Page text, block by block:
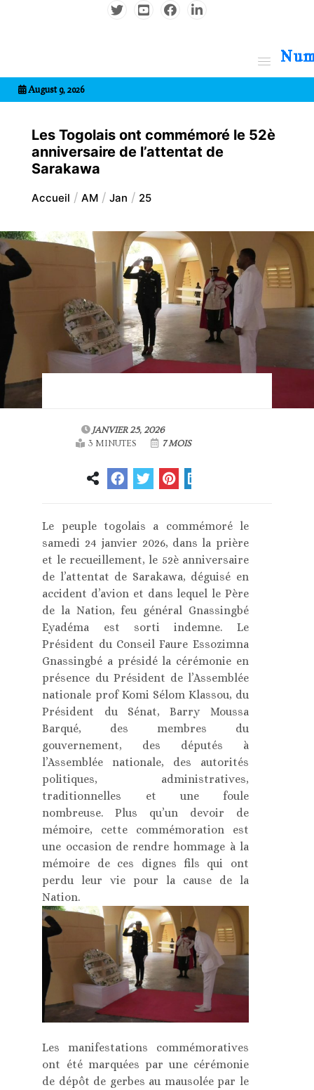
August 9, 2026
Les Togolais ont commémoré le 52è
anniversaire de l’attentat de
Sarakawa
Accueil AM Jan 25
JANVIER 25, 2026
3 MINUTES
7 MOIS
Le peuple togolais a commémoré le
samedi 24 janvier 2026, dans la prière
et le recueillement, le 52è anniversaire
de l’attentat de Sarakawa, déguisé en
accident d’avion et dans lequel le Père
de la Nation, feu général Gnassingbé
Eyadéma est sorti indemne. Le
Président du Conseil Faure Essozimna
Gnassingbé a présidé la cérémonie en
présence du Président de l’Assemblée
nationale prof Komi Sélom Klassou, du
Président du Sénat, Barry Moussa
Barqué, des membres du
gouvernement, des députés à
l’Assemblée nationale, des autorités
politiques, administratives,
traditionnelles et une foule
nombreuse. Plus qu’un devoir de
mémoire, cette commémoration est
une occasion de rendre hommage à la
mémoire de ces dignes fils qui ont
perdu leur vie pour la cause de la
Nation.
Les manifestations commémoratives
ont été marquées par une cérémonie
de dépôt de gerbes au mausolée par le